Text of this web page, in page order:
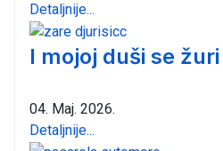
Detaljnije...
I mojoj duši se žuri
04. Maj. 2026.
Detaljnije...